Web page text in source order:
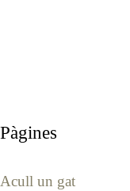
Pàgines
Acull un gat